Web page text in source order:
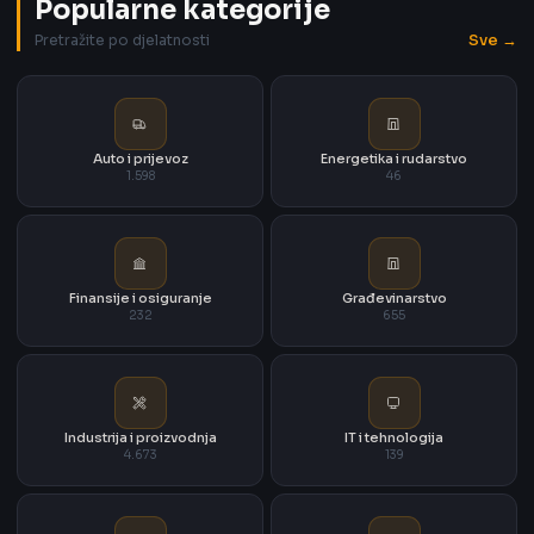
Popularne kategorije
Pretražite po djelatnosti Sve →
Auto i prijevoz
1.598
Energetika i rudarstvo
46
Finansije i osiguranje
232
Građevinarstvo
655
Industrija i proizvodnja
4.673
IT i tehnologija
139